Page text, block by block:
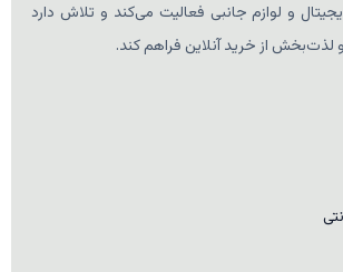
و لوازم جانبی فعالیت می‌کند و تلاش دارد
لذت‌بخش از خرید آنلاین فراهم کند.